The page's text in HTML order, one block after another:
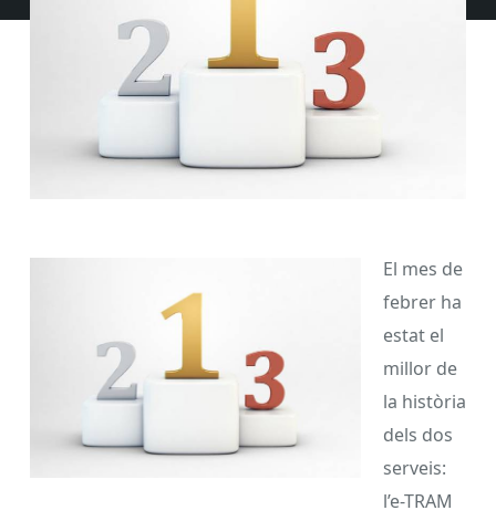
El mes de
febrer ha
estat el
millor de
la història
dels dos
serveis:
l’e-TRAM